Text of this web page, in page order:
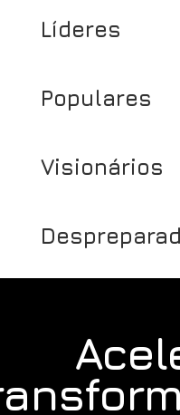
Líderes
Populares
Visionários